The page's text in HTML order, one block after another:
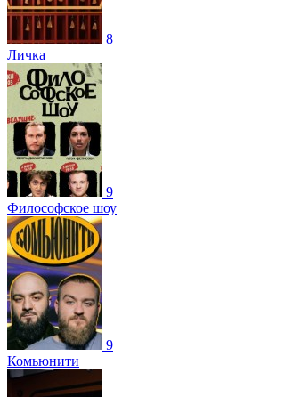
8
Личка
9
Философское шоу
9
Комьюнити